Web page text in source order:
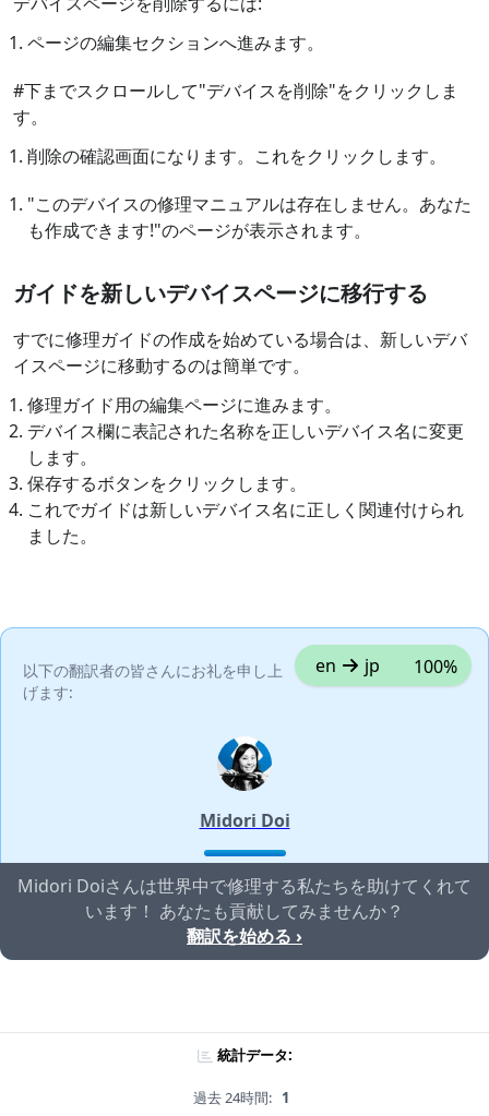
ページの編集セクションへ進みます。
#下までスクロールして"デバイスを削除"をクリックしま
す。
削除の確認画面になります。これをクリックします。
"このデバイスの修理マニュアルは存在しません。あなた
も作成できます!"のページが表示されます。
ガイドを新しいデバイスページに移行する
すでに修理ガイドの作成を始めている場合は、新しいデバ
イスページに移動するのは簡単です。
修理ガイド用の編集ページに進みます。
デバイス欄に表記された名称を正しいデバイス名に変更
します。
保存するボタンをクリックします。
これでガイドは新しいデバイス名に正しく関連付けられ
ました。
以下の翻訳者の皆さんにお礼を申し上
げます:
en jp 100%
Midori Doi
Midori Doiさんは世界中で修理する私たちを助けてくれて
います！ あなたも貢献してみませんか？
翻訳を始める ›
統計データ:
過去 24時間: 1